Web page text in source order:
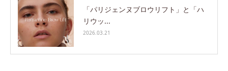
「パリジェンヌブロウリフト」と「ハ
リウッ...
2026.03.21